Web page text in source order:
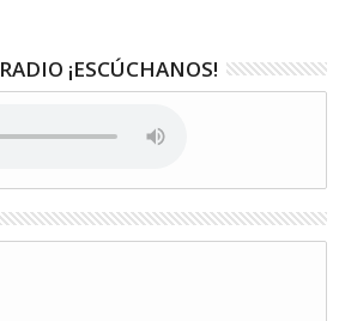
¡ESCÚCHANOS!